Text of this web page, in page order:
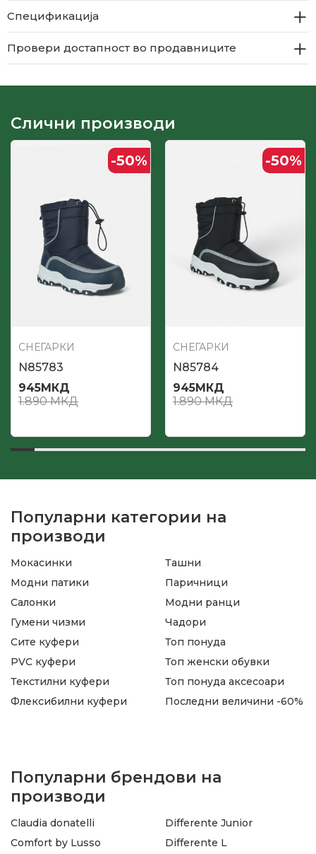
Спецификација
Провери достапност во продавниците
Слични производи
-50%
СНЕГАРКИ
N85783
945МКД
1.890МКД
-50%
СНЕГАРКИ
N85784
945МКД
1.890МКД
Популарни категории на
производи
Мокасинки
Модни патики
Салонки
Гумени чизми
Ташни
Паричници
Модни ранци
Чадори
Сите куфери
PVC куфери
Текстилни куфери
Флексибилни куфери
Топ понуда
Топ женски обувки
Топ понуда аксесоари
Последни величини -60%
Популарни брендови на
производи
Claudia donatelli
Comfort by Lusso
Differente Junior
Differente L